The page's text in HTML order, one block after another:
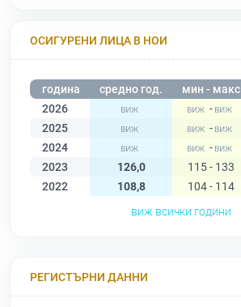
ОСИГУРЕНИ ЛИЦА В НОИ
година средно год. мин - макс
2026
-
2025
-
2024
-
2023
126,0 115 - 133
2022
108,8 104 - 114
виж всички години
РЕГИСТЪРНИ ДАННИ